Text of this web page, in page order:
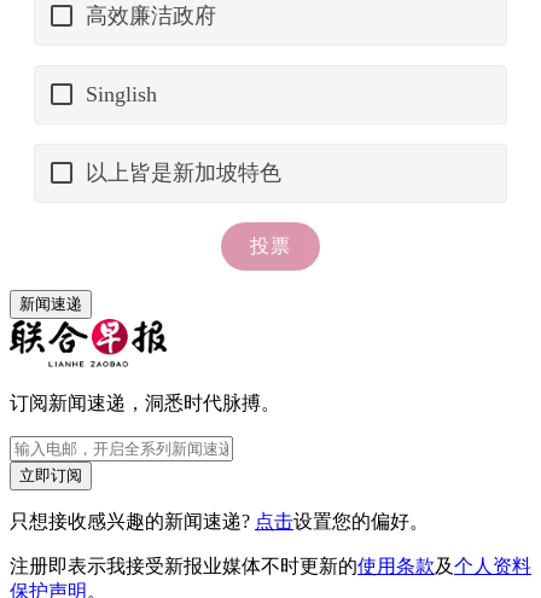
新闻速递
订阅新闻速递，洞悉时代脉搏。
立即订阅
只想接收感兴趣的新闻速递? 点击设置您的偏好。
注册即表示我接受新报业媒体不时更新的使用条款及个人资料
保护声明 。